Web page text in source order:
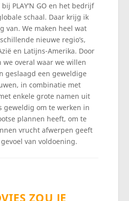
PLAY’N GO en het bedrijf
schaal. Daar krijg ik
van. We maken heel wat
nieuwe regio’s,
en Latijns-Amerika. Door
we overal waar we willen
geslaagd een geweldige
in combinatie met
enkele grote namen uit
geweldig om te werken in
plannen heeft, om te
vrucht afwerpen geeft
van voldoening.
ZOU JE